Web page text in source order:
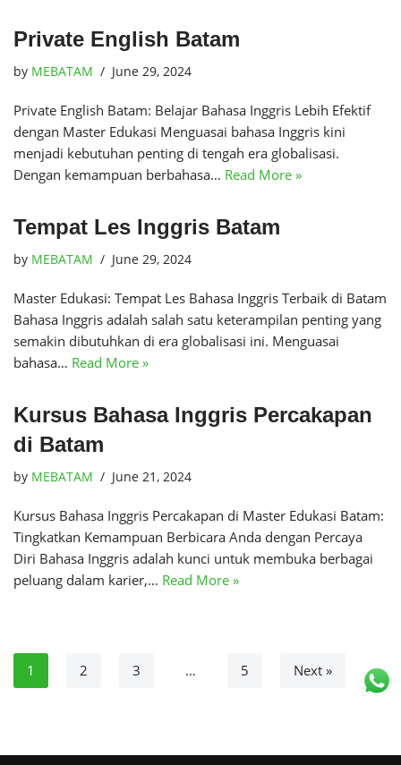
Private English Batam
by MEBATAM June 29, 2024
Private English Batam: Belajar Bahasa Inggris Lebih Efektif
dengan Master Edukasi Menguasai bahasa Inggris kini
menjadi kebutuhan penting di tengah era globalisasi.
Dengan kemampuan berbahasa… Read More »
Tempat Les Inggris Batam
by MEBATAM June 29, 2024
Master Edukasi: Tempat Les Bahasa Inggris Terbaik di Batam
Bahasa Inggris adalah salah satu keterampilan penting yang
semakin dibutuhkan di era globalisasi ini. Menguasai
bahasa… Read More »
Kursus Bahasa Inggris Percakapan
di Batam
by MEBATAM June 21, 2024
Kursus Bahasa Inggris Percakapan di Master Edukasi Batam:
Tingkatkan Kemampuan Berbicara Anda dengan Percaya
Diri Bahasa Inggris adalah kunci untuk membuka berbagai
peluang dalam karier,… Read More »
1 2 3 … 5 Next »